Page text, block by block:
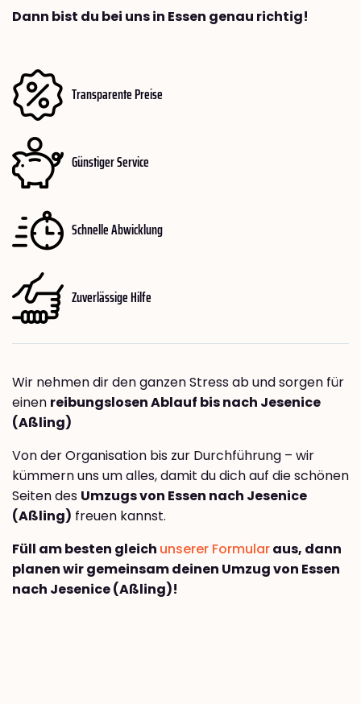
Dann bist du bei uns in Essen genau richtig!
Transparente Preise
Günstiger Service
Schnelle Abwicklung
Zuverlässige Hilfe
Wir nehmen dir den ganzen Stress ab und sorgen für
einen reibungslosen Ablauf bis nach Jesenice
(Aßling)
Von der Organisation bis zur Durchführung – wir
kümmern uns um alles, damit du dich auf die schönen
Seiten des Umzugs von Essen nach Jesenice
(Aßling) freuen kannst.
Füll am besten gleich unserer Formularaus, dann
planen wir gemeinsam deinen Umzug von Essen
nach Jesenice (Aßling)!